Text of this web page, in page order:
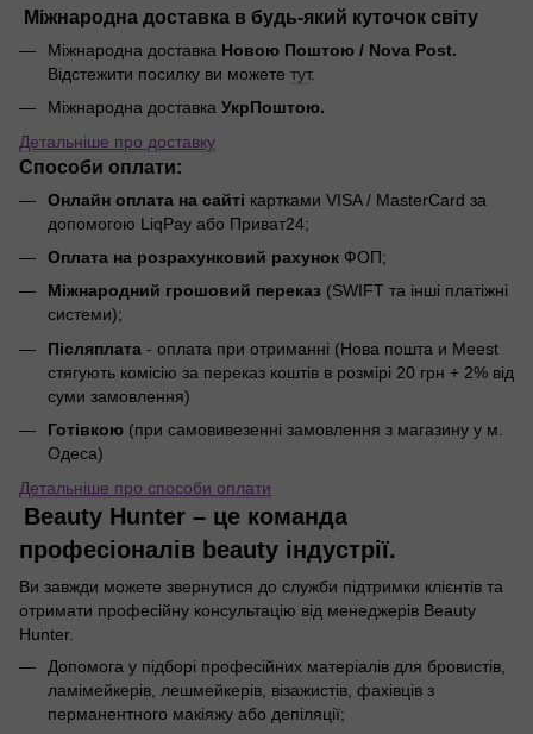
Міжнародна доставка в будь-який куточок світу
Міжнародна доставка Новою Поштою / Nova Post.
Відстежити посилку ви можете тут.
Міжнародна доставка УкрПоштою.
Детальніше про доставку
Способи оплати:
Онлайн оплата на сайті картками VISA / MasterCard за
допомогою LiqPay або Приват24;
Оплата на розрахунковий рахунок ФОП;
Міжнародний грошовий переказ (SWIFT та інші платіжні
системи);
Післяплата - оплата при отриманні (Нова пошта и Meest
стягують комісію за переказ коштів в розмірі 20 грн + 2% від
суми замовлення)
Готівкою (при самовивезенні замовлення з магазину у м.
Одеса)
Детальніше про способи оплати
Beauty Hunter – це команда
професіоналів beauty індустрії.
Ви завжди можете звернутися до служби підтримки клієнтів та
отримати професійну консультацію від менеджерів Beauty
Hunter.
Допомога у підборі професійних матеріалів для бровистів,
ламімейкерів, лешмейкерів, візажистів, фахівців з
перманентного макіяжу або депіляції;